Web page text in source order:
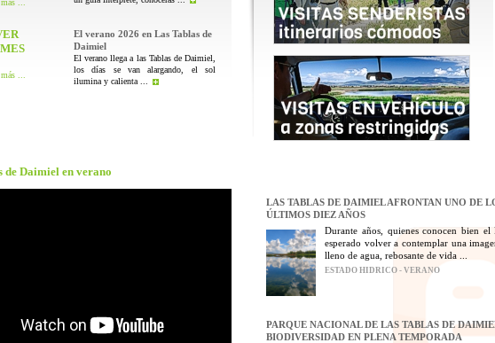
...
El verano 2026 en Las Tablas de
Daimiel
El verano llega a las Tablas de Daimiel,
los días se van alargando, el sol
ilumina y calienta ...
...
de Daimiel en verano
LAS TABLAS DE DAIMIEL AFRONTAN UNO DE
ÚLTIMOS DIEZ AÑOS
Durante años, quienes conocen bien
esperado volver a contemplar una
lleno de agua, rebosante de vida ...
ESTADO HIDRICO - VERANO
PARQUE NACIONAL DE LAS TABLAS DE
BIODIVERSIDAD EN PLENA TEMPORADA